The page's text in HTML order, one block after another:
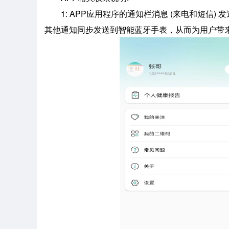
1: APP应用程序的通知栏消息 (来电和短信) 发
其他通知同步发送到智能蓝牙手表，从而为用户带